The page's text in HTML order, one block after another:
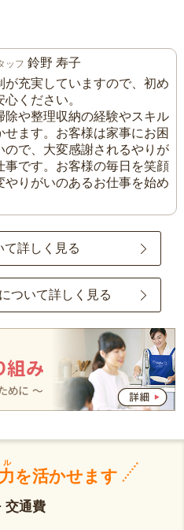
ッフ 鈴野 寿子
が充実していますので、初め
ください。
除や整理収納の経験やスキル
せます。お客様は家事にお困
ので、大変感謝されるやりが
事です。お客様の毎日を笑顔
やりがいのあるお仕事を始め
て詳しく見る
ついて詳しく見る
を活かせます
交通費